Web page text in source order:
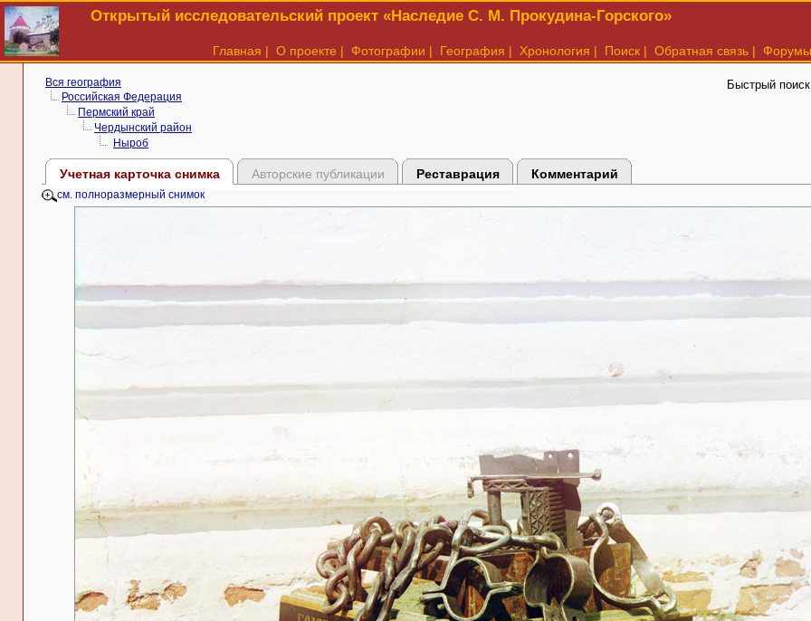
Открытый исследовательский проект «Наследие С. М. Прокудина-Горского»
Главная | О проекте | Фотографии | География | Хронология | Поиск | Обратная связь | Форумы
Вся география
Российская Федерация
Пермский край
Чердынский район
Ныроб
Быстрый
Учетная карточка снимка Авторские публикации Реставрация Комментарий
см. полноразмерный снимок